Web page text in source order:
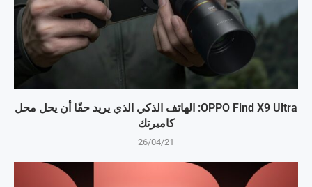
OPPO Find X9 Ultra: الهاتف الذكي الذي يريد حقًا أن يحل محل
كاميرتك
26/04/21